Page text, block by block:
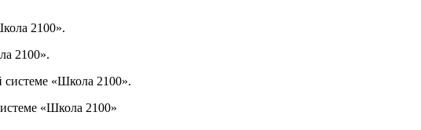
2100».
2100».
системе «Школа 2100».
«Школа 2100»